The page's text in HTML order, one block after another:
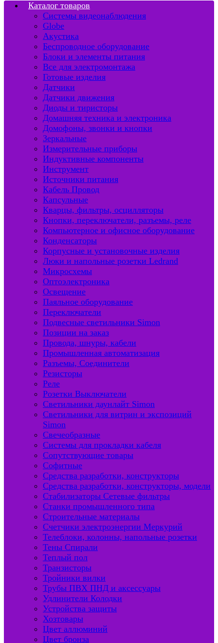
Каталог товаров
Системы видеонаблюдения
Globe
Акустика
Беспроводное оборудование
Блоки и элементы питания
Все для электромонтажа
Готовые изделия
Датчики
Датчики движения
Диоды и тиристоры
Домашняя техника и электроника
Домофоны, звонки и кнопки
Зеркальные
Измерительные приборы
Индуктивные компоненты
Инструмент
Источники питания
Кабель Провод
Капсульные
Кварцы, фильтры, осцилляторы
Кнопки, переключатели, разъемы, реле
Компьютерное и офисное оборудование
Конденсаторы
Корпусные и установочные изделия
Люки и напольные розетки Ledrand
Микросхемы
Оптоэлектроника
Освещение
Паяльное оборудование
Переключатели
Подвесные светильники Simon
Позиции на заказ
Провода, шнуры, кабели
Промышленная автоматизация
Разъемы, Соединители
Резисторы
Реле
Розетки Выключатели
Светильники даунлайт Simon
Светильники для витрин и экспозиций
Simon
Свечеобразные
Системы для прокладки кабеля
Сопутствующие товары
Софитные
Средства разработки, конструкторы
Средства разработки, конструкторы, модели
Стабилизаторы Сетевые фильтры
Станки промышленного типа
Строительные материалы
Счетчики электроэнергии Меркурий
Телеблоки, колонны, напольные розетки
Тены Спирали
Теплый пол
Транзисторы
Тройники вилки
Трубы ПВХ ПНД и аксессуары
Удлинители Колодки
Устройства защиты
Хозтовары
Цвет аллюминий
Цвет бронза